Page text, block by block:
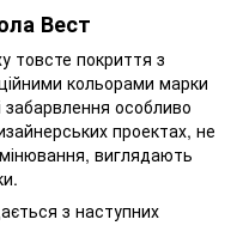
Вест
товсте покриття з
кольорами марки
забарвлення особливо
проектах, не
виглядають
з наступних